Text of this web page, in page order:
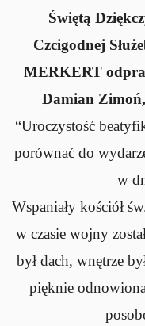
Świętą
Czcigodnej
MERKERT
Damian
“Uroczystość
porównać do
w
Wspaniały kościół
w czasie wojny
był dach, wnętrze
pięknie